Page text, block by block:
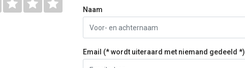
Naam
Email (* wordt uiteraard met niemand gedeeld *)